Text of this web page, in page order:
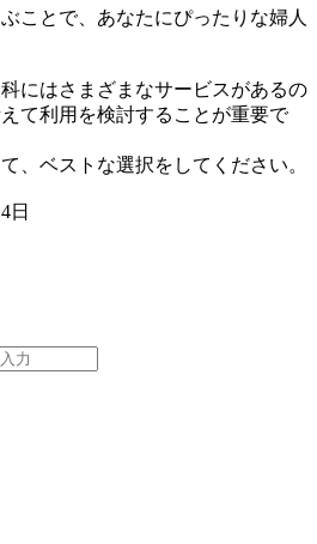
ことで、あなたにぴったりな婦人
にはさまざまなサービスがあるの
て利用を検討することが重要で
、ベストな選択をしてください。
日